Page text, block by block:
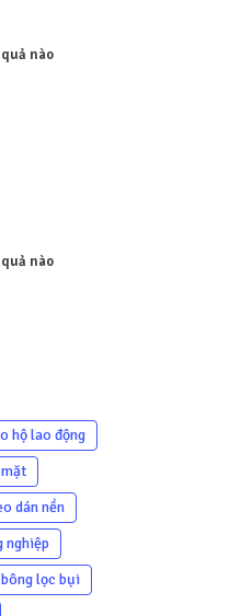
nào
nào
hộ lao động
dán nền
nghiệp
bông lọc bụi